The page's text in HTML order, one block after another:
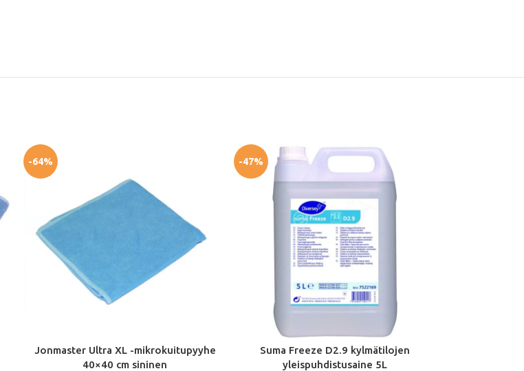
-64%
Jonmaster Ultra XL -mikrokuitupyyhe
40×40 cm sininen
-47%
Suma Freeze D2.9 kylmätilojen
yleispuhdistusaine 5L